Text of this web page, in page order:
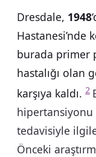
Dresdale, 1948
Hastanesi’nde
burada primer
hastalığı olan
karşıya kaldı. 2
hipertansiyonu
tedavisiyle
Önceki